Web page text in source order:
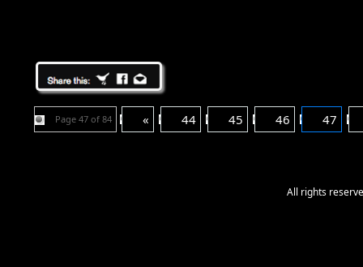
Page 47 of 84 « 44 45 46 47
All rights